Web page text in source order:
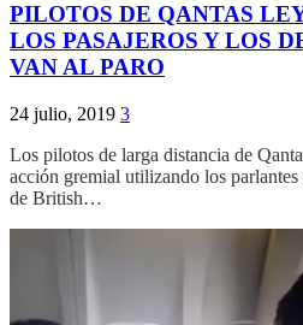
PILOTOS DE QANTAS
LOS PASAJEROS Y LOS
VAN AL PARO
24 julio, 2019 3
Los pilotos de larga distancia de
acción gremial utilizando los parlantes
de British…